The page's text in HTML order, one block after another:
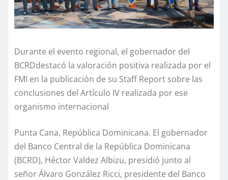
Durante el evento regional, el gobernador del
BCRDdestacó la valoración positiva realizada por el
FMI en la publicación de su Staff Report sobre las
conclusiones del Artículo IV realizada por ese
organismo internacional
Punta Cana, República Dominicana. El gobernador
del Banco Central de la República Dominicana
(BCRD), Héctor Valdez Albizu, presidió junto al
señor Álvaro González Ricci, presidente del Banco